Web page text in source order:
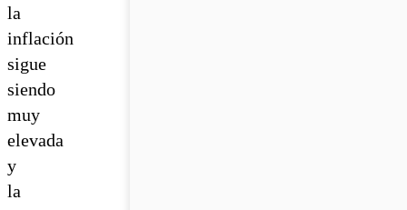
la
inflación
sigue
siendo
muy
elevada
y
la